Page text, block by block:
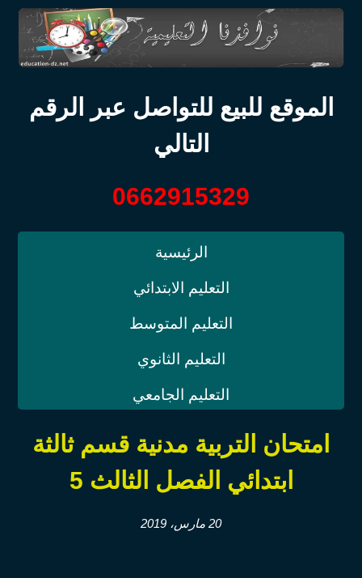
الموقع للبيع للتواصل عبر الرقم
التالي
0662915329
الرئيسية
التعليم الابتدائي
التعليم المتوسط
التعليم الثانوي
التعليم الجامعي
امتحان التربية مدنية قسم ثالثة
ابتدائي الفصل الثالث ‫5‫‬
20 مارس، 2019